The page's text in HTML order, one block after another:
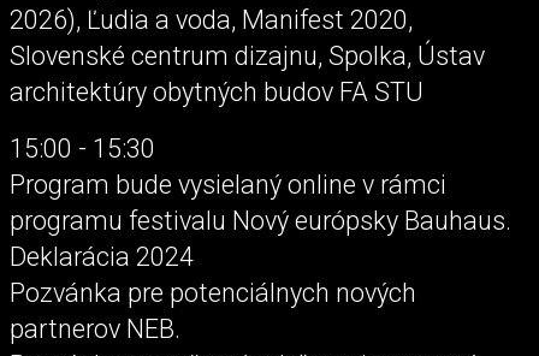
2026), Ľudia a voda, Manifest 2020,
Slovenské centrum dizajnu, Spolka, Ústav
architektúry obytných budov FA STU
15:00 - 15:30
Program bude vysielaný online v rámci
programu festivalu Nový európsky Bauhaus.
Deklarácia 2024
Pozvánka pre potenciálnych nových
partnerov NEB.